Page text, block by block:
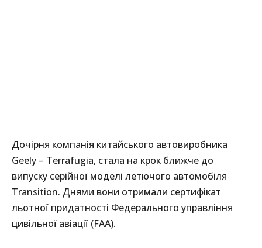
Дочірня компанія китайського автовиробника
Geely – Terrafugia, стала на крок ближче до
випуску серійної моделі летючого автомобіля
Transition. Днями вони отримали сертифікат
льотної придатності Федерального управління
цивільної авіації (FAA).